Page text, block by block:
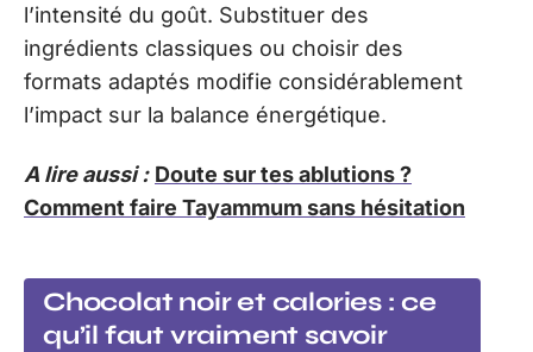
l’intensité du goût. Substituer des
ingrédients classiques ou choisir des
formats adaptés modifie considérablement
l’impact sur la balance énergétique.
A lire aussi : Doute sur tes ablutions ?
Comment faire Tayammum sans hésitation
Chocolat noir et calories : ce
qu’il faut vraiment savoir